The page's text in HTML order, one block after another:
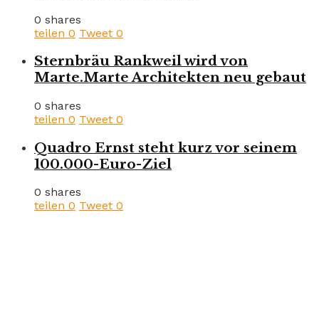
0 shares
teilen 0 Tweet 0
Sternbräu Rankweil wird von
Marte.Marte Architekten neu gebaut
0 shares
teilen 0 Tweet 0
Quadro Ernst steht kurz vor seinem
100.000-Euro-Ziel
0 shares
teilen 0 Tweet 0